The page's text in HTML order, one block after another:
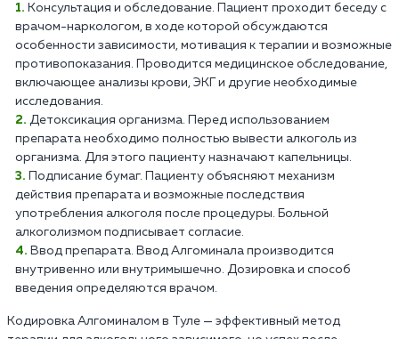
Консультация и обследование. Пациент проходит беседу с
врачом-наркологом, в ходе которой обсуждаются
особенности зависимости, мотивация к терапии и возможные
противопоказания. Проводится медицинское обследование,
включающее анализы крови, ЭКГ и другие необходимые
исследования.
Детоксикация организма. Перед использованием
препарата необходимо полностью вывести алкоголь из
организма. Для этого пациенту назначают капельницы.
Подписание бумаг. Пациенту объясняют механизм
действия препарата и возможные последствия
употребления алкоголя после процедуры. Больной
алкоголизмом подписывает согласие.
Ввод препарата. Ввод Алгоминала производится
внутривенно или внутримышечно. Дозировка и способ
введения определяются врачом.
Кодировка Алгоминалом в Туле — эффективный метод